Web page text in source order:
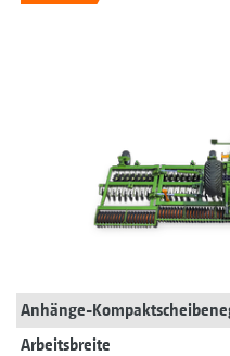
Anhänge-
Arbeitsbreite